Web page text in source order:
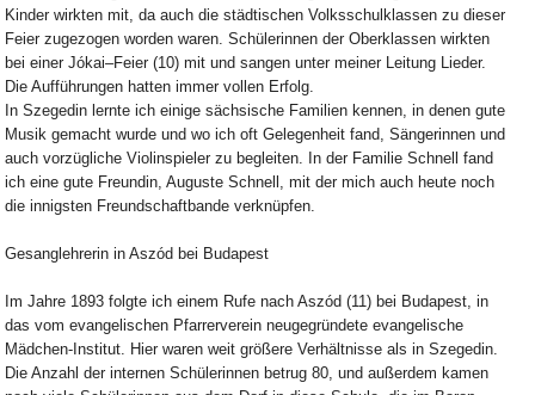
Kinder wirkten mit, da auch die städtischen Volksschulklassen zu dieser
Feier zugezogen worden waren. Schülerinnen der Oberklassen wirkten
bei einer Jókai–Feier (10) mit und sangen unter meiner Leitung Lieder.
Die Aufführungen hatten immer vollen Erfolg.
In Szegedin lernte ich einige sächsische Familien kennen, in denen gute
Musik gemacht wurde und wo ich oft Gelegenheit fand, Sängerinnen und
auch vorzügliche Violinspieler zu begleiten. In der Familie Schnell fand
ich eine gute Freundin, Auguste Schnell, mit der mich auch heute noch
die innigsten Freundschaftbande verknüpfen.
Gesanglehrerin in Aszód bei Budapest
Im Jahre 1893 folgte ich einem Rufe nach Aszód (11) bei Budapest, in
das vom evangelischen Pfarrerverein neugegründete evangelische
Mädchen-Institut. Hier waren weit größere Verhältnisse als in Szegedin.
Die Anzahl der internen Schülerinnen betrug 80, und außerdem kamen